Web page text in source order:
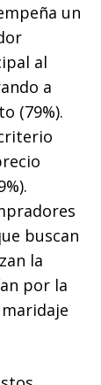
un
al
a
(79%).
buscan
la
por la